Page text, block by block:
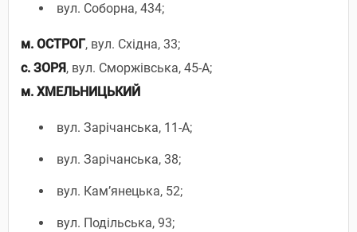
вул. Соборна, 434;
м. ОСТРОГ, вул. Східна, 33;
с. ЗОРЯ , вул. Сморжівська, 45-А;
м. ХМЕЛЬНИЦЬКИЙ
вул. Зарічанська, 11-А;
вул. Зарічанська, 38;
вул. Кам’янецька, 52;
вул. Подільська, 93;